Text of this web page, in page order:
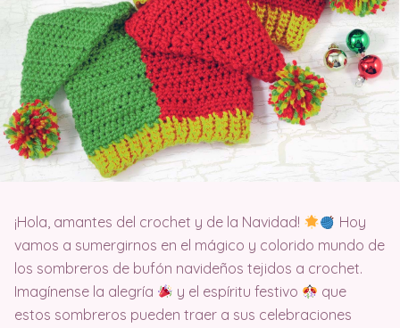
¡Hola, amantes del crochet y de la Navidad!
Hoy
vamos a sumergirnos en el mágico y colorido mundo de
los sombreros de bufón navideños tejidos a crochet.
Imagínense la alegría
y el espíritu festivo
que
estos sombreros pueden traer a sus celebraciones